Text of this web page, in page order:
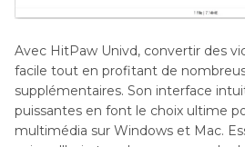
Avec HitPaw Univd, convertir des
facile tout en profitant de
supplémentaires. Son interface
puissantes en font le choix ultime
multimédia sur Windows et Mac.